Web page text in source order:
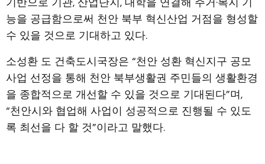
능을 공급함으로써 천안 북부 혁신산업 거점을 형성할
수 있을 것으로 기대하고 있다.
소성환 도 건축도시국장은 “천안 성환 혁신지구 공모
사업 선정을 통해 천안 북부생활권 주민들의 생활환경
을 종합적으로 개선할 수 있을 것으로 기대된다”며,
“천안시와 협업해 사업이 성공적으로 진행될 수 있도
록 최선을 다 할 것”이라고 말했다.